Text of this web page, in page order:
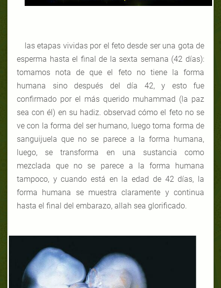
las etapas vividas por el feto desde ser una gota de
esperma hasta el final de la sexta semana (42 días):
tomamos nota de que el feto no tiene la forma
humana sino después del día 42, y esto fue
confirmado por el más querido muhammad (la paz
sea con él) en su hadiz. observad cómo el feto no se
ve con la forma del ser humano, luego toma forma de
sanguijuela que no se parece a la forma humana,
luego, se transforma en una sustancia como
mezclada que no se parece a la forma humana
tampoco, y cuando está en la edad de 42 días, la
forma humana se muestra claramente y continua
hasta el final del embarazo, allah sea glorificado.